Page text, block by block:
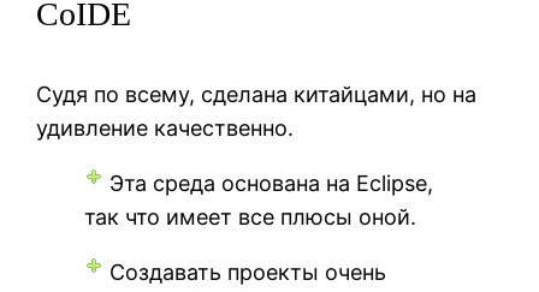
CoIDE
Судя по всему, сделана китайцами, но на
удивление качественно.
Эта среда основана на Eclipse,
так что имеет все плюсы оной.
Создавать проекты очень